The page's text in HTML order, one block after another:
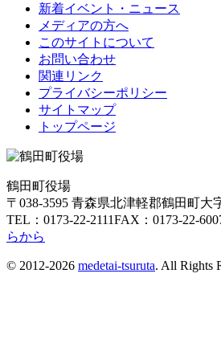
新着イベント・ニュース
メディアの方へ
このサイトについて
お問い合わせ
関連リンク
プライバシーポリシー
サイトマップ
トップページ
鶴田町役場
〒038-3595 青森県北津軽郡鶴田町大
TEL：0173-22-2111FAX：0173-22-
らから
© 2012-2026 medetai-tsuruta. All Rights